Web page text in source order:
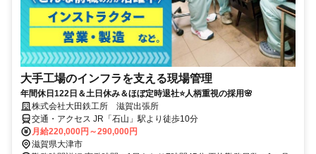
大手工場のインフラを支える現場管理
年間休日122日＆土日休み＆ほぼ定時退社⭐人柄重視の採用🌸
株式会社大田鉄工所 滋賀出張所
交通・アクセス JR「石山」駅より徒歩10分
月給220,000円～290,000円
滋賀県大津市